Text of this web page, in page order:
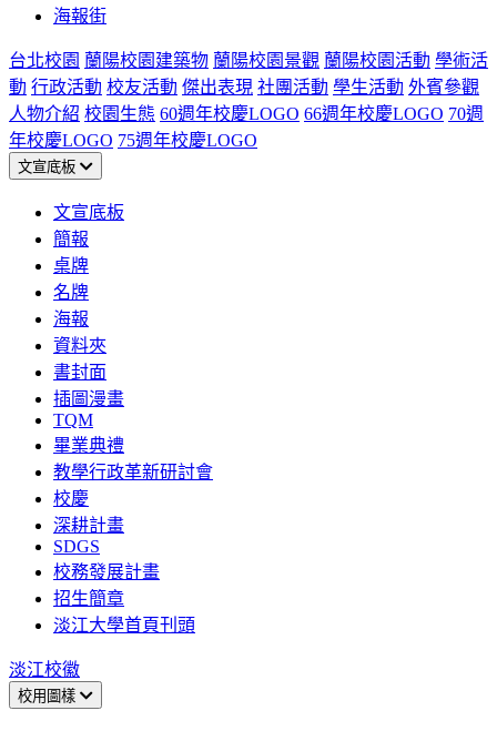
海報街
台北校園 蘭陽校園建築物 蘭陽校園景觀 蘭陽校園活動 學術活
動 行政活動 校友活動 傑出表現 社團活動 學生活動 外賓參觀
人物介紹 校園生態 60週年校慶LOGO 66週年校慶LOGO 70週
年校慶LOGO 75週年校慶LOGO
文宣底板
文宣底板
簡報
桌牌
名牌
海報
資料夾
書封面
插圖漫畫
TQM
畢業典禮
教學行政革新研討會
校慶
深耕計畫
SDGS
校務發展計畫
招生簡章
淡江大學首頁刊頭
淡江校徽
校用圖樣